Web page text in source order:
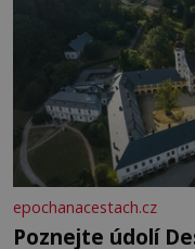
epochanacestach.cz
Poznejte údolí